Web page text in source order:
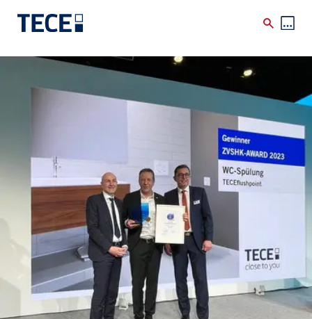
Skip to main content